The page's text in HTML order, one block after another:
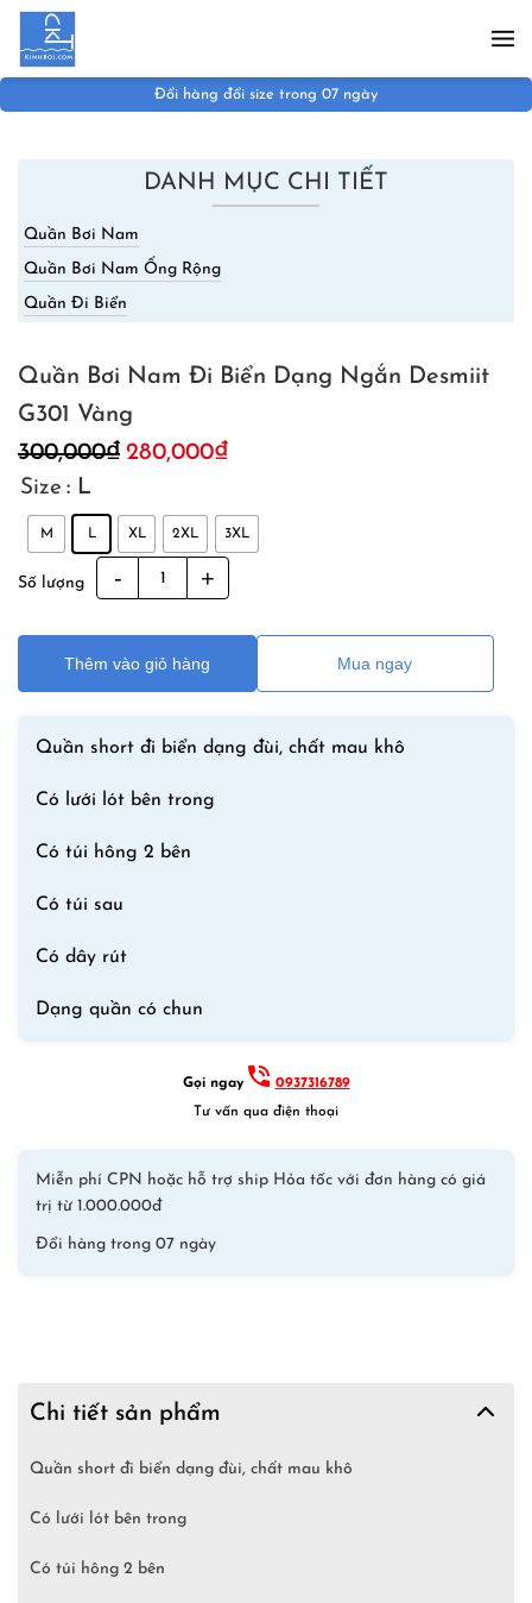
Skip to main content
Đổi hàng đổi size trong 07 ngày
DANH MỤC CHI TIẾT
Quần Bơi Nam
Quần Bơi Nam Ống Rộng
Quần Đi Biển
Quần Bơi Nam Đi Biển Dạng Ngắn Desmiit
G301 Vàng
300,000₫ 280,000₫
Size : L
M L XL 2XL 3XL
Số lượng
Bơi
Dạng
Ngắn
G301
số
Thêm vào giỏ hàng Mua ngay
Quần short đi biển dạng đùi, chất mau khô
Có lưới lót bên trong
Có túi hông 2 bên
Có túi sau
Có dây rút
Dạng quần có chun
Gọi ngay
0937316789
Tư vấn qua điện thoại
Miễn phí CPN hoặc hỗ trợ ship Hỏa tốc với đơn hàng có giá
trị từ 1.000.000đ
Đổi hàng trong 07 ngày
Chi tiết sản phẩm
Quần short đi biển dạng đùi, chất mau khô
Có lưới lót bên trong
Có túi hông 2 bên